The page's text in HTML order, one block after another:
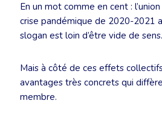
En un mot comme en cent :
crise pandémique de 2020-2021
slogan est loin d’être vide de sens.
Mais à côté de ces effets
avantages très concrets qui
membre.